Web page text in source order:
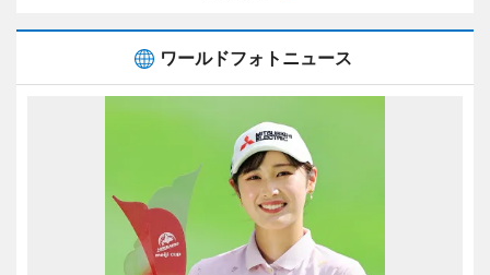
ワールドフォトニュース